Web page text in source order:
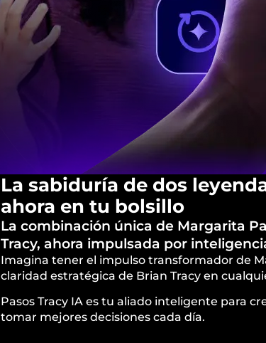
La sabiduría de dos
ahora en tu bolsillo
La combinación única de Margarita
Tracy, ahora impulsada por
Imagina tener el impulso transformador de
claridad estratégica de Brian Tracy en
Pasos Tracy IA es tu aliado inteligente para
tomar mejores decisiones cada día.